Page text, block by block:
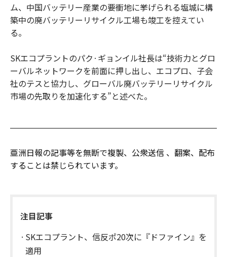
ム、中国バッテリー産業の要衝地に挙げられる塩城に構
築中の廃バッテリーリサイクル工場も竣工を控えてい
る。
SKエコプラントのパク·ギョンイル社長は“技術力とグロ
ーバルネットワークを前面に押し出し、エコプロ、子会
社のテスと協力し、グローバル廃バッテリーリサイクル
市場の先取りを加速化する”と述べた。
亜洲日報の記事等を無断で複製、公衆送信 、翻案、配布
することは禁じられています。
注目記事
SKエコプラント、信反ポ20次に『ドファイン』を
適用